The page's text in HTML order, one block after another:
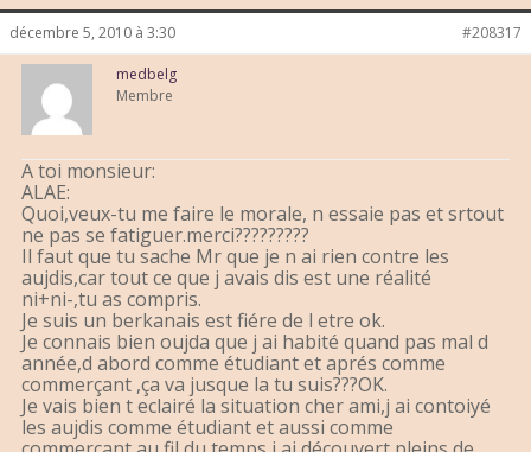
décembre 5, 2010 à 3:30 #208317
medbelg
Membre
A toi monsieur:
ALAE:
Quoi,veux-tu me faire le morale, n essaie pas et srtout
ne pas se fatiguer.merci?????????
Il faut que tu sache Mr que je n ai rien contre les
aujdis,car tout ce que j avais dis est une réalité
ni+ni-,tu as compris.
Je suis un berkanais est fiére de l etre ok.
Je connais bien oujda que j ai habité quand pas mal d
année,d abord comme étudiant et aprés comme
commerçant ,ça va jusque la tu suis???OK.
Je vais bien t eclairé la situation cher ami,j ai contoiyé
les aujdis comme étudiant et aussi comme